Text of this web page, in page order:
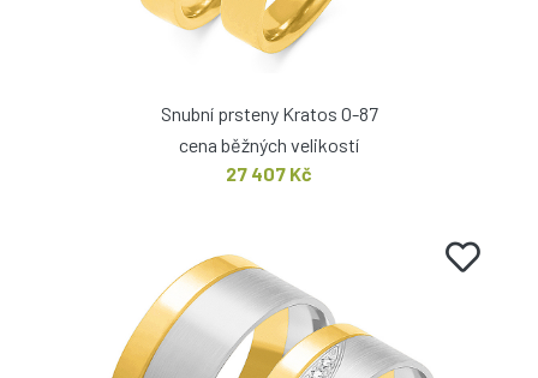
Snubní prsteny Kratos O-87
cena běžných velikostí
27 407 Kč